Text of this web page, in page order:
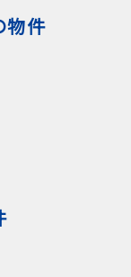
物件